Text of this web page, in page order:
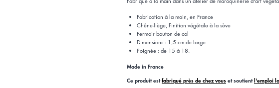
Fabrication à la main, en France
Chêne-liège, Finition végétale à la sève
Fermoir bouton de col
Dimensions : 1,5 cm de large
Poignée : de 15 à 18.
Made in France
Ce produit estfabriqué près de chez vouset soutientl'emploi